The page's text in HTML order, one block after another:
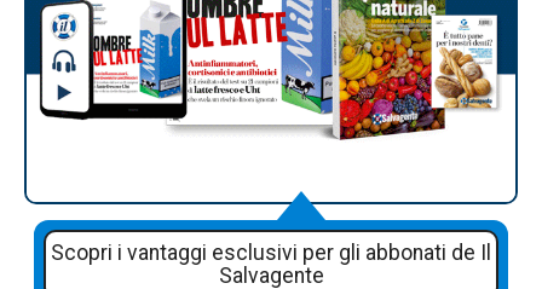
Scopri i vantaggi esclusivi per gli abbonati de Il
Salvagente